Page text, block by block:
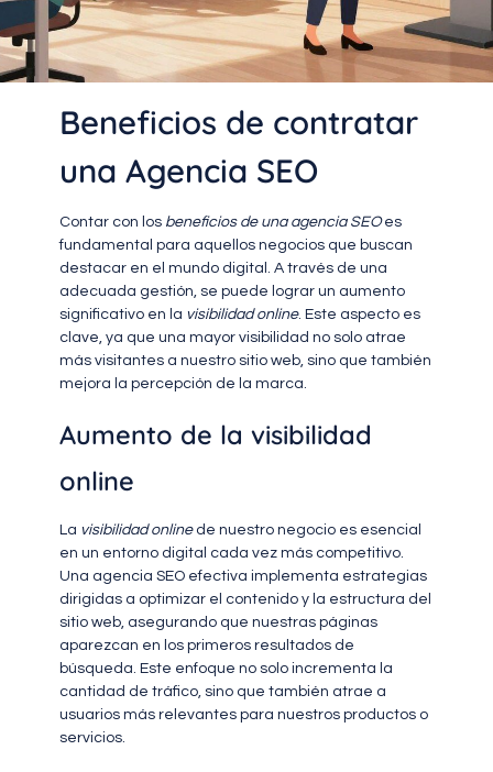
Beneficios de contratar
una Agencia SEO
Contar con los beneficios de una agencia SEOes
fundamental para aquellos negocios que buscan
destacar en el mundo digital. A través de una
adecuada gestión, se puede lograr un aumento
significativo en la visibilidad online. Este aspecto es
clave, ya que una mayor visibilidad no solo atrae
más visitantes a nuestro sitio web, sino que también
mejora la percepción de la marca.
Aumento de la visibilidad
online
La visibilidad onlinede nuestro negocio es esencial
en un entorno digital cada vez más competitivo.
Una agencia SEO efectiva implementa estrategias
dirigidas a optimizar el contenido y la estructura del
sitio web, asegurando que nuestras páginas
aparezcan en los primeros resultados de
búsqueda. Este enfoque no solo incrementa la
cantidad de tráfico, sino que también atrae a
usuarios más relevantes para nuestros productos o
servicios.